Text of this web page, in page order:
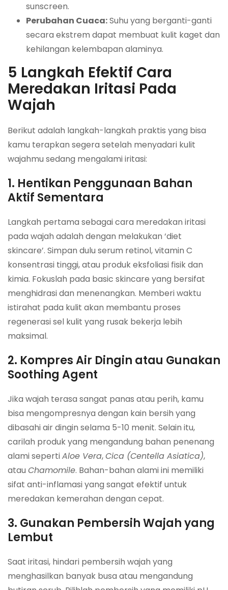
sunscreen.
Perubahan Cuaca:Suhu yang berganti-ganti
secara ekstrem dapat membuat kulit kaget dan
kehilangan kelembapan alaminya.
5 Langkah Efektif Cara
Meredakan Iritasi Pada
Wajah
Berikut adalah langkah-langkah praktis yang bisa
kamu terapkan segera setelah menyadari kulit
wajahmu sedang mengalami iritasi:
1. Hentikan Penggunaan Bahan
Aktif Sementara
Langkah pertama sebagai cara meredakan iritasi
pada wajah adalah dengan melakukan ‘diet
skincare’. Simpan dulu serum retinol, vitamin C
konsentrasi tinggi, atau produk eksfoliasi fisik dan
kimia. Fokuslah pada basic skincare yang bersifat
menghidrasi dan menenangkan. Memberi waktu
istirahat pada kulit akan membantu proses
regenerasi sel kulit yang rusak bekerja lebih
maksimal.
2. Kompres Air Dingin atau Gunakan
Soothing Agent
Jika wajah terasa sangat panas atau perih, kamu
bisa mengompresnya dengan kain bersih yang
dibasahi air dingin selama 5-10 menit. Selain itu,
carilah produk yang mengandung bahan penenang
alami sepertiAloe Vera,Cica (Centella Asiatica),
atau Chamomile. Bahan-bahan alami ini memiliki
sifat anti-inflamasi yang sangat efektif untuk
meredakan kemerahan dengan cepat.
3. Gunakan Pembersih Wajah yang
Lembut
Saat iritasi, hindari pembersih wajah yang
menghasilkan banyak busa atau mengandung